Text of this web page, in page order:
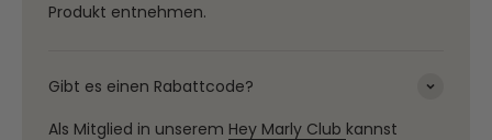
Produkt entnehmen.
Gibt es einen Rabattcode?
Als Mitglied in unserem Hey Marly Club kannst